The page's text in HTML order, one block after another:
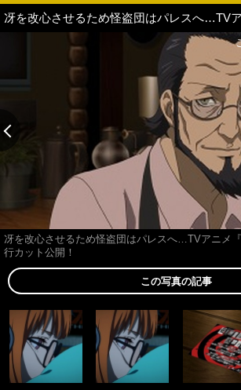
冴を改心させるため怪盗団はパレスへ…TVアニメ
行カット公開！
この写真の記事